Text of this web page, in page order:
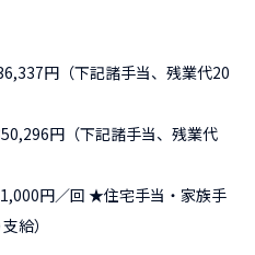
円（下記諸手当、残業代20
円（下記諸手当、残業代
円／回 ★住宅手当・家族手
給）